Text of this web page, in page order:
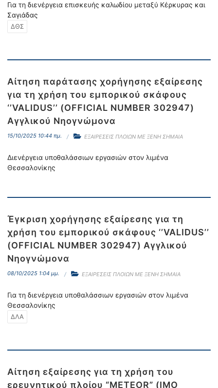
Για τη διενέργεια επισκευής καλωδίου μεταξύ Κέρκυρας και
Σαγιάδας
ΔΘΣ
Αίτηση παράτασης χορήγησης εξαίρεσης
για τη χρήση του εμπορικού σκάφους
‘’VALIDUS’’ (OFFICIAL NUMBER 302947)
Αγγλικού Νηογνώμονα
15/10/2025 10:44 πμ. ΕΞΑΙΡΕΣΕΙΣ ΠΛΟΙΩΝ ΜΕ ΞΕΝΗ ΣΗΜΑΙΑ
Διενέργεια υποθαλάσσιων εργασιών στον λιμένα
Θεσσαλονίκης
Έγκριση χορήγησης εξαίρεσης για τη
χρήση του εμπορικού σκάφους ‘’VALIDUS’’
(OFFICIAL NUMBER 302947) Αγγλικού
Νηογνώμονα
08/10/2025 1:04 μμ. ΕΞΑΙΡΕΣΕΙΣ ΠΛΟΙΩΝ ΜΕ ΞΕΝΗ ΣΗΜΑΙΑ
Για τη διενέργεια υποθαλάσσιων εργασιών στον λιμένα
Θεσσαλονίκης
ΔΛΑ
Αίτηση εξαίρεσης για τη χρήση του
ερευνητικού πλοίου “METEOR” (IMO